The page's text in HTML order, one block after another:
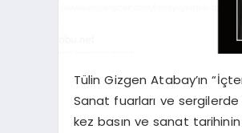
Tülin Gizgen Atabay’ın
Sanat fuarları ve
kez basın ve sanat tarihinin